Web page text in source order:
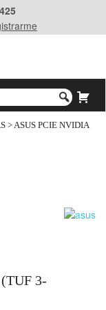
> ASUS PCIE NVIDIA
3-